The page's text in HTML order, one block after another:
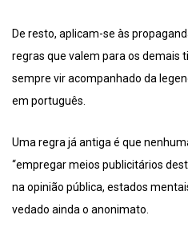
De resto, aplicam-se às
regras que valem para os demais
sempre vir acompanhado da
em português.
Uma regra já antiga é que
“empregar meios publicitários
na opinião pública, estados
vedado ainda o anonimato.